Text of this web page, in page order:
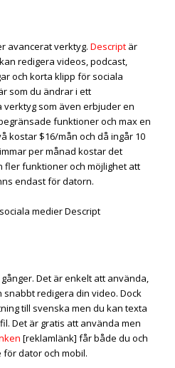
avancerat verktyg. Descriptär
redigera videos, podcast,
och korta klipp för sociala
som du ändrar i ett
som även erbjuder en
funktioner och max en
kostar $16/mån och då ingår 10
per månad kostar det
fler funktioner och möjlighet att
endast för datorn.
Det är enkelt att använda,
redigera din video. Dock
till svenska men du kan texta
Det är gratis att använda men
[reklamlänk] får både du och
för dator och mobil.